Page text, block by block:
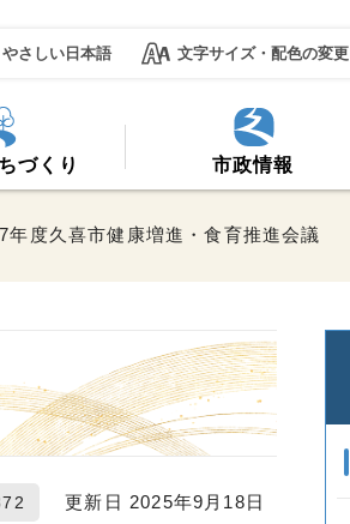
やさしい日本語 文字サイズ・配色の変更
づくり 市政情報
年度久喜市健康増進・食育推進会議
更新日 2025年9月18日